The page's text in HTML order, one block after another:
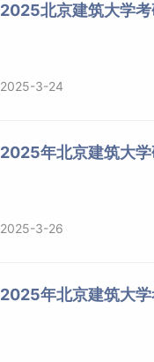
2025北京建筑大学
2025-3-24
2025年北京建筑大
2025-3-26
2025年北京建筑大